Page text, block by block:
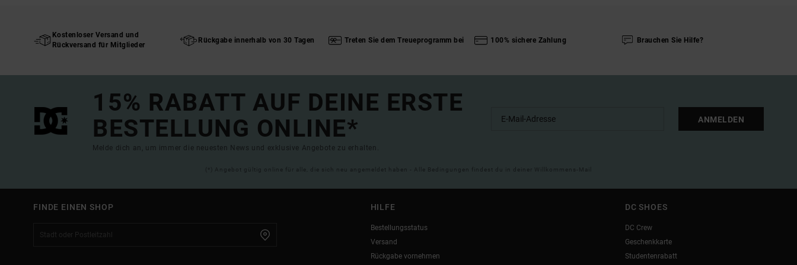
Kostenloser Versand und
Rückversand für Mitglieder
Rückgabe innerhalb von 30 Tagen Treten Sie dem Treueprogramm bei 100% sichere Zahlung Brauchen Sie Hilfe?
15% RABATT AUF DEINE ERSTE
BESTELLUNG ONLINE*
Melde dich an, um immer die neuesten News und exklusive Angebote zu erhalten.
ANMELDEN
(*) Angebot gültig online für alle, die sich neu angemeldet haben - Alle Bedingungen findest du in deiner Willkommens-Mail
FINDE EINEN SHOP HILFE
Bestellungsstatus
Versand
Rückgabe vornehmen
DC SHOES
DC Crew
Geschenkkarte
Studentenrabatt